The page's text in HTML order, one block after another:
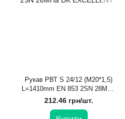
Рукав РВТ S 24/12 (М20*1,5)
L=1410mm EN 853 2SN 28МПа
DK EXCELLENT
212.46 грн/шт.